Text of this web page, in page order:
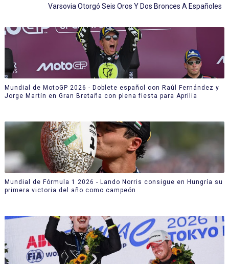
Varsovia Otorgó Seis Oros Y Dos Bronces A Españoles
Mundial de MotoGP 2026 - Doblete español con Raúl Fernández y
Jorge Martín en Gran Bretaña con plena fiesta para Aprilia
Mundial de Fórmula 1 2026 - Lando Norris consigue en Hungría su
primera victoria del año como campeón